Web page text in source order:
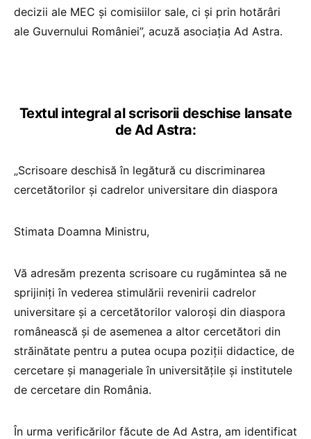
decizii ale MEC și comisiilor sale, ci și prin hotărâri
ale Guvernului României”, acuză asociația Ad Astra.
Textul integral al scrisorii deschise lansate
de Ad Astra:
„Scrisoare deschisă în legătură cu discriminarea
cercetătorilor și cadrelor universitare din diaspora
Stimata Doamna Ministru,
Vă adresăm prezenta scrisoare cu rugămintea să ne
sprijiniți în vederea stimulării revenirii cadrelor
universitare și a cercetătorilor valoroși din diaspora
românească și de asemenea a altor cercetători din
străinătate pentru a putea ocupa poziții didactice, de
cercetare și manageriale în universitățile și institutele
de cercetare din România.
În urma verificărilor făcute de Ad Astra, am identificat